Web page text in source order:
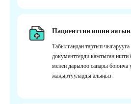
Пациенттин ишин
Табылгандан тартып
документтерди камтыган
менен дарылоо сапары боюнча
жаңыртууларды алыңыз.